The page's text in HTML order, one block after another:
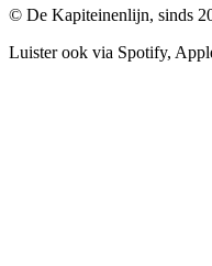
© De Kapiteinenlijn, sinds
Luister ook via Spotify,